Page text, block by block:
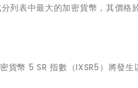
表中最⼤的加密貨幣，其價格
幣 5 SR 指數（IXSR5）將發生